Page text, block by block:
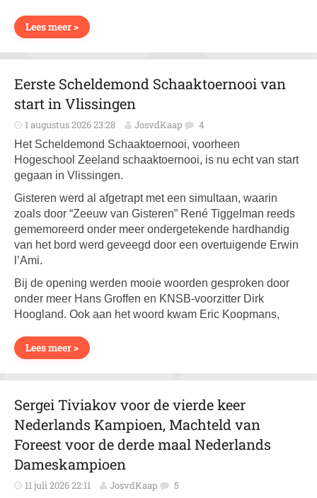
Lees meer >
Eerste Scheldemond Schaaktoernooi van
start in Vlissingen
1 augustus 2026 23:28 JosvdKaap 4
Het Scheldemond Schaaktoernooi, voorheen
Hogeschool Zeeland schaaktoernooi, is nu echt van start
gegaan in Vlissingen.
Gisteren werd al afgetrapt met een simultaan, waarin
zoals door “Zeeuw van Gisteren” René Tiggelman reeds
gememoreerd onder meer ondergetekende hardhandig
van het bord werd geveegd door een overtuigende Erwin
l’Ami.
Bij de opening werden mooie woorden gesproken door
onder meer Hans Groffen en KNSB-voorzitter Dirk
Hoogland. Ook aan het woord kwam Eric Koopmans,
Lees meer >
Sergei Tiviakov voor de vierde keer
Nederlands Kampioen, Machteld van
Foreest voor de derde maal Nederlands
Dameskampioen
11 juli 2026 22:11 JosvdKaap 5